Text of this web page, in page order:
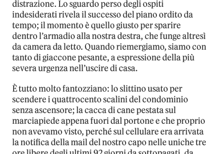
distrazione. Lo sguardo perso degli ospiti
indesiderati rivela il successo del piano ordito da
tempo; il momento è quello giusto per sparire
dentro l’armadio alla nostra destra, che funge altresì
da camera da letto. Quando riemergiamo, siamo con
tanto di giaccone pesante, a espressione della più
severa urgenza nell’uscire di casa.
È tutto molto fantozziano: lo slittino usato per
scendere i quattrocento scalini del condominio
senza ascensore; la cacca di cane pestata sul
marciapiede appena fuori dal portone e che proprio
non avevamo visto, perché sul cellulare era arrivata
la notifica della mail del nostro capo nelle uniche tre